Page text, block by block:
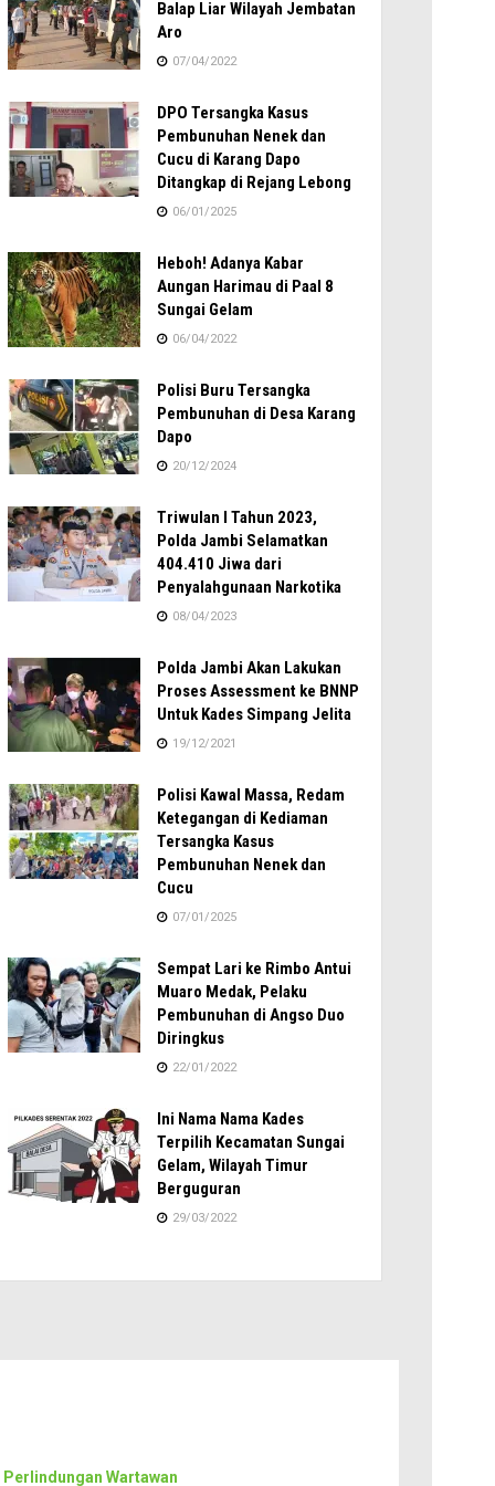
Balap Liar Wilayah Jembatan
Aro
07/04/2022
DPO Tersangka Kasus
Pembunuhan Nenek dan
Cucu di Karang Dapo
Ditangkap di Rejang Lebong
06/01/2025
Heboh! Adanya Kabar
Aungan Harimau di Paal 8
Sungai Gelam
06/04/2022
Polisi Buru Tersangka
Pembunuhan di Desa Karang
Dapo
20/12/2024
Triwulan I Tahun 2023,
Polda Jambi Selamatkan
404.410 Jiwa dari
Penyalahgunaan Narkotika
08/04/2023
Polda Jambi Akan Lakukan
Proses Assessment ke BNNP
Untuk Kades Simpang Jelita
19/12/2021
Polisi Kawal Massa, Redam
Ketegangan di Kediaman
Tersangka Kasus
Pembunuhan Nenek dan
Cucu
07/01/2025
Sempat Lari ke Rimbo Antui
Muaro Medak, Pelaku
Pembunuhan di Angso Duo
Diringkus
22/01/2022
Ini Nama Nama Kades
Terpilih Kecamatan Sungai
Gelam, Wilayah Timur
Berguguran
29/03/2022
Perlindungan Wartawan